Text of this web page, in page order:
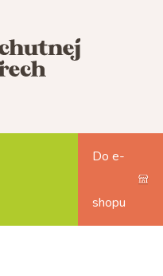
Do e-
shopu